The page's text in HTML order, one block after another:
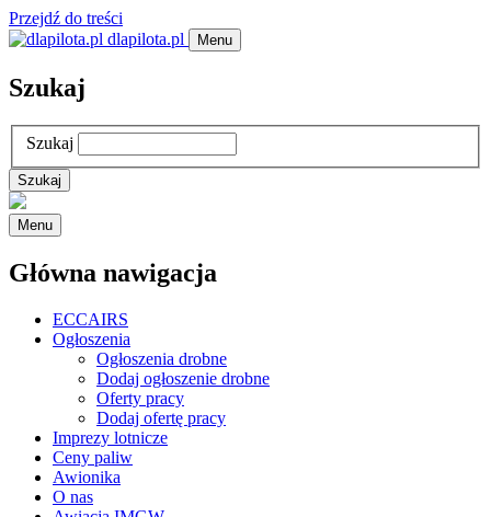
Przejdź do treści
dlapilota.pl
Menu
Szukaj
Szukaj
Menu
Główna nawigacja
ECCAIRS
Ogłoszenia
Ogłoszenia drobne
Dodaj ogłoszenie drobne
Oferty pracy
Dodaj ofertę pracy
Imprezy lotnicze
Ceny paliw
Awionika
O nas